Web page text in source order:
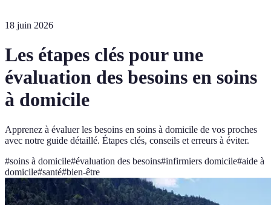
18 juin 2026
Les étapes clés pour une
évaluation des besoins en soins
à domicile
Apprenez à évaluer les besoins en soins à domicile de vos proches
avec notre guide détaillé. Étapes clés, conseils et erreurs à éviter.
#soins à domicile#évaluation des besoins#infirmiers domicile#aide à
domicile#santé#bien-être